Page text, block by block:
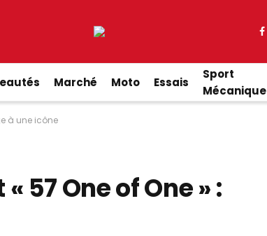
Marché Moto Essais
Sport
Mécanique
à une icône
57 One of One » :